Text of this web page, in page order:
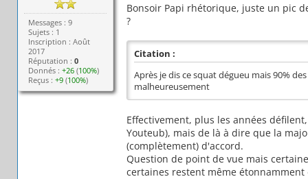
Messages : 9
Sujets : 1
Inscription : Août
2017
Réputation :0
Donnés :+26 (100%)
Reçus :+9 (100%)
Bonsoir Papi rhétorique, juste un pic
?
Citation :
Après je dis ce squat dégueu mais 90%
malheureusement
Effectivement, plus les années
Youteub), mais de là à dire que la
(complètement) d'accord.
Question de point de vue mais
certaines restent même